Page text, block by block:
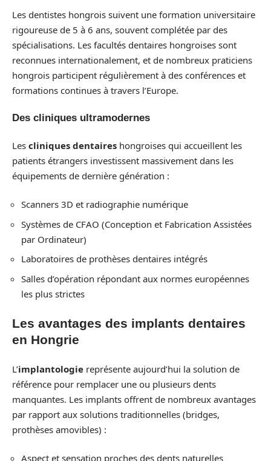
Les dentistes hongrois suivent une formation universitaire
rigoureuse de 5 à 6 ans, souvent complétée par des
spécialisations. Les facultés dentaires hongroises sont
reconnues internationalement, et de nombreux praticiens
hongrois participent régulièrement à des conférences et
formations continues à travers l’Europe.
Des cliniques ultramodernes
Les cliniques dentaires hongroises qui accueillent les
patients étrangers investissent massivement dans les
équipements de dernière génération :
Scanners 3D et radiographie numérique
Systèmes de CFAO (Conception et Fabrication Assistées
par Ordinateur)
Laboratoires de prothèses dentaires intégrés
Salles d’opération répondant aux normes européennes
les plus strictes
Les avantages des implants dentaires
en Hongrie
L’implantologie représente aujourd’hui la solution de
référence pour remplacer une ou plusieurs dents
manquantes. Les implants offrent de nombreux avantages
par rapport aux solutions traditionnelles (bridges,
prothèses amovibles) :
Aspect et sensation proches des dents naturelles